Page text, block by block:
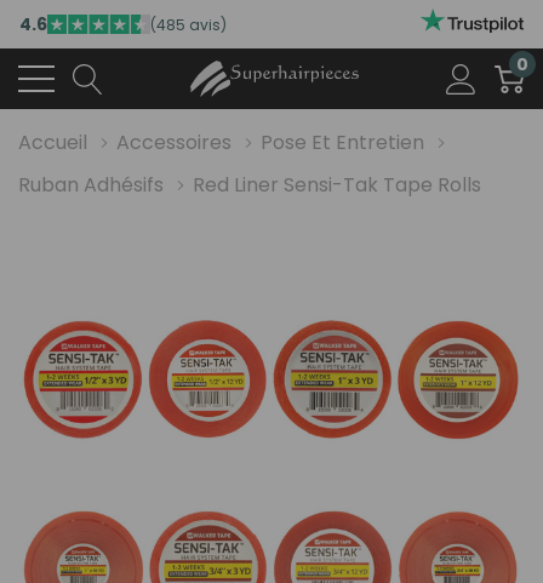
4.6 (485 avis)
0
Accueil Accessoires
Pose Et Entretien
Ruban Adhésifs
Red Liner Sensi-Tak Tape Rolls